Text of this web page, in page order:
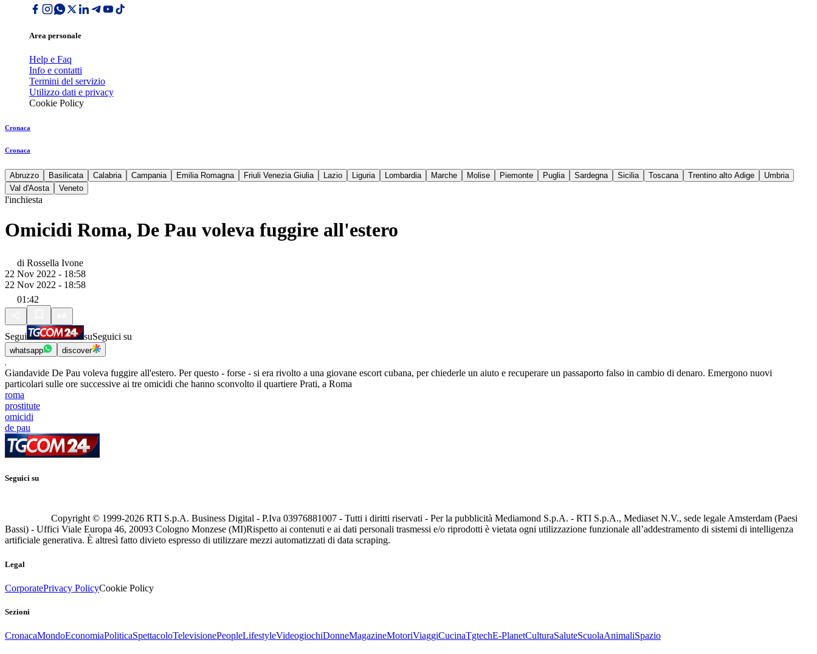
Area personale
Help e Faq
Info e contatti
Termini del servizio
Utilizzo dati e privacy
Cookie Policy
Cronaca
Cronaca
Abruzzo Basilicata Calabria Campania Emilia Romagna Friuli Venezia Giulia Lazio Liguria Lombardia Marche Molise Piemonte Puglia Sardegna Sicilia Toscana Trentino alto Adige
Umbria
Val d'Aosta
Veneto
l'inchiesta
Omicidi Roma, De Pau voleva fuggire all'estero
di Rossella Ivone
22 Nov 2022 - 18:58
22 Nov 2022 - 18:58
01:42
Segui suSeguici su
whatsapp discover
Giandavide De Pau voleva fuggire all'estero. Per questo - forse - si era rivolto a una giovane escort cubana, per chiederle un aiuto e recuperare un passaporto falso in cambio di denaro. Emergono nuovi
particolari sulle ore successive ai tre omicidi che hanno sconvolto il quartiere Prati, a Roma
roma
prostitute
omicidi
de pau
Seguici su
Copyright © 1999-2026 RTI S.p.A. Business Digital - P.Iva 03976881007 - Tutti i diritti riservati - Per la pubblicità Mediamond S.p.A. - RTI S.p.A., Mediaset N.V., sede legale Amsterdam (Paesi
Bassi) - Uffici Viale Europa 46, 20093 Cologno Monzese (MI)Rispetto ai contenuti e ai dati personali trasmessi e/o riprodotti è vietata ogni utilizzazione funzionale all’addestramento di sistemi di intelligenza
artificiale generativa. È altresì fatto divieto espresso di utilizzare mezzi automatizzati di data scraping.
Legal
CorporatePrivacy PolicyCookie Policy
Sezioni
CronacaMondoEconomiaPoliticaSpettacoloTelevisionePeopleLifestyleVideogiochiDonneMagazineMotoriViaggiCucinaTgtechE-PlanetCulturaSaluteScuolaAnimaliSpazio